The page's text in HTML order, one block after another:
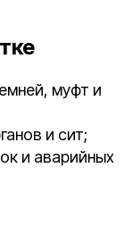
муфт и
и сит;
и аварийных